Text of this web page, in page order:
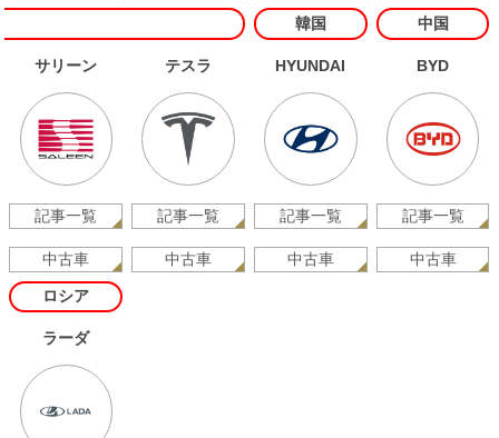
サリーン
記事一覧
中古車
テスラ
記事一覧
中古車
韓国
HYUNDAI
記事一覧
中古車
中国
BYD
記事一覧
中古車
ロシア
ラーダ